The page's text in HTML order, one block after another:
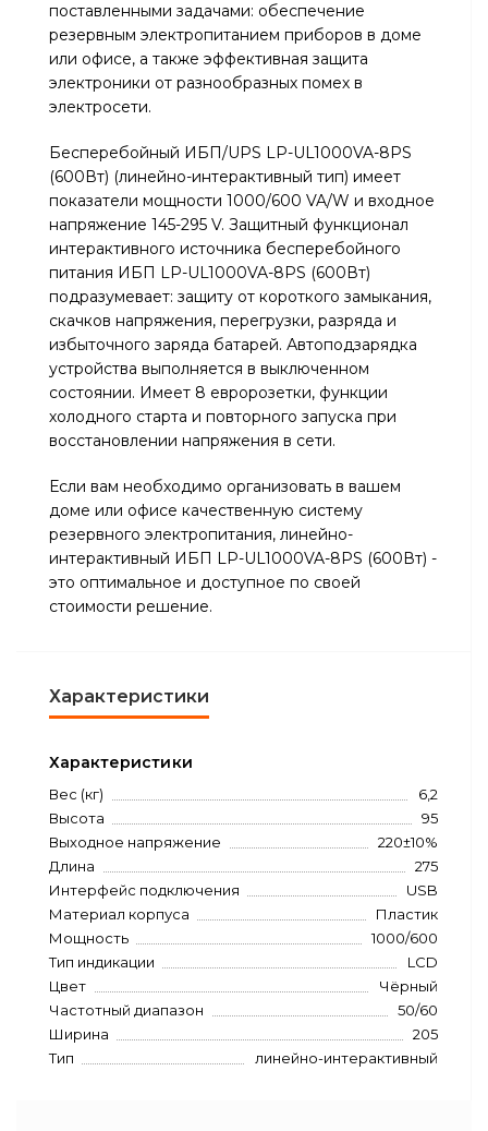
поставленными задачами: обеспечение
резервным электропитанием приборов в доме
или офисе, а также эффективная защита
электроники от разнообразных помех в
электросети.
Бесперебойный ИБП/UPS LP-UL1000VA-8PS
(600Вт) (линейно-интерактивный тип) имеет
показатели мощности 1000/600 VA/W и входное
напряжение 145-295 V. Защитный функционал
интерактивного источника бесперебойного
питания ИБП LP-UL1000VA-8PS (600Вт)
подразумевает: защиту от короткого замыкания,
скачков напряжения, перегрузки, разряда и
избыточного заряда батарей. Автоподзарядка
устройства выполняется в выключенном
состоянии. Имеет 8 евророзетки, функции
холодного старта и повторного запуска при
восстановлении напряжения в сети.
Если вам необходимо организовать в вашем
доме или офисе качественную систему
резервного электропитания, линейно-
интерактивный ИБП LP-UL1000VA-8PS (600Вт) -
это оптимальное и доступное по своей
стоимости решение.
Характеристики
Характеристики
Вес (кг)
6,2
Высота
95
Выходное напряжение
220±10%
Длина
275
Интерфейс подключения
USB
Материал корпуса
Пластик
Мощность
1000/600
Тип индикации
LCD
Цвет
Чёрный
Частотный диапазон
50/60
Ширина
205
Тип
линейно-интерактивный